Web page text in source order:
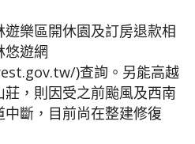
樂區開休園及訂房退款相
悠遊網
)查詢。另能高越
，則因受之前颱風及西南
斷，目前尚在整建修復